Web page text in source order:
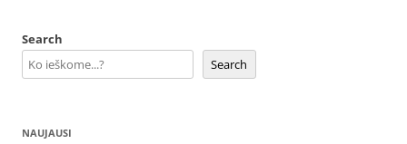
Search
Search
NAUJAUSI